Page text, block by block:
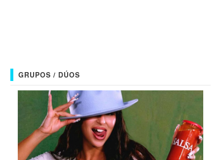
GRUPOS / DÚOS